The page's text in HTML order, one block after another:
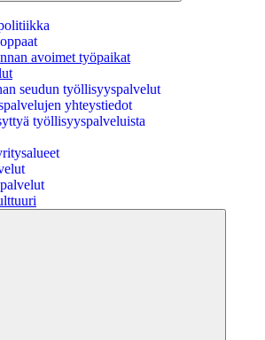
avoimet työpaikat
seudun työllisyyspalvelut
yhteystiedot
työllisyyspalveluista